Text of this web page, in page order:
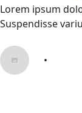
Lorem ipsum
Suspendisse
•